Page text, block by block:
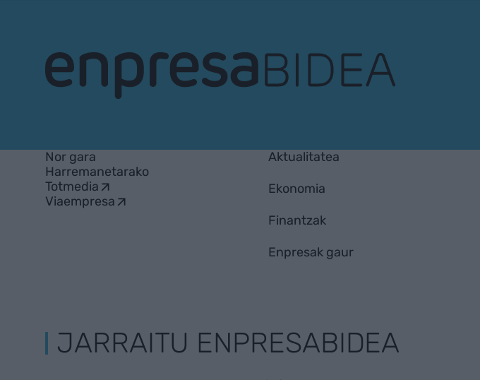
Nor gara
Harremanetarako
Totmedia
Viaempresa
Aktualitatea
Ekonomia
Finantzak
Enpresak gaur
JARRAITU ENPRESABIDEA